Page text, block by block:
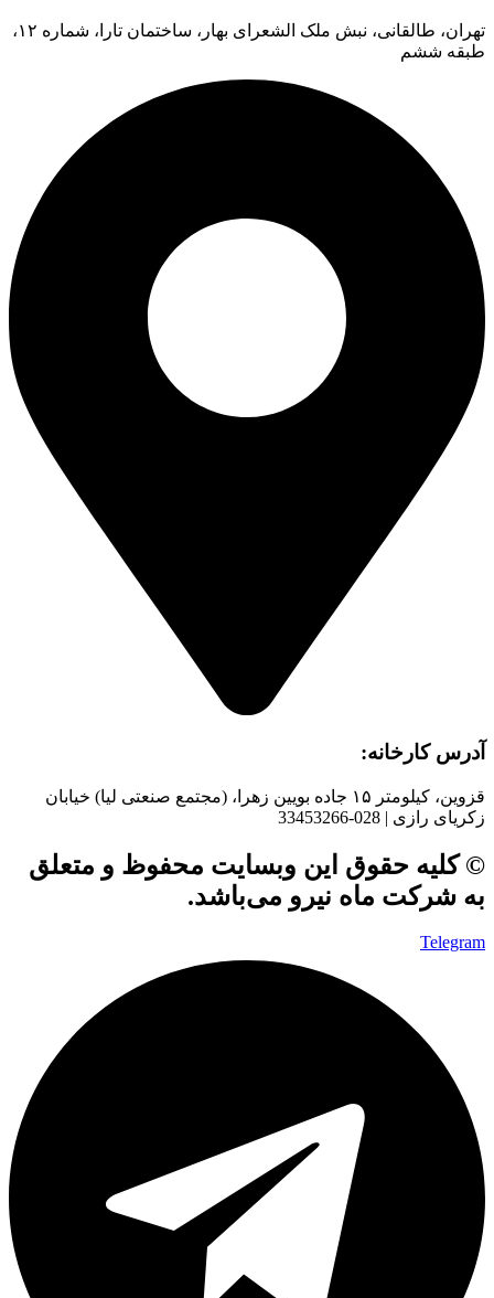
تهران، طالقانی، نبش ملک الشعرای بهار، ساختمان تارا، شماره ۱۲،
طبقه ششم
آدرس کارخانه:
قزوین، کیلومتر ۱۵ جاده بويین زهرا، (مجتمع صنعتی لیا) خیابان
زکریای رازی | 028-33453266
© کلیه حقوق این وبسایت محفوظ و متعلق
به شرکت ماه نیرو می‌باشد.
Telegram